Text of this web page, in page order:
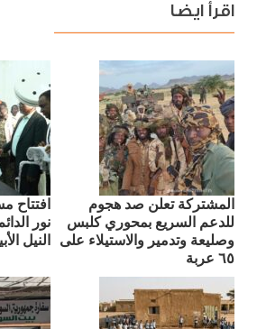
اقرأ ايضا
المشتركة تعلن صد هجوم
للدعم السريع بمحوري كلبس
وصليعة وتدمير والاستيلاء على
٦٥ عربة
افتتاح
نور
النيل